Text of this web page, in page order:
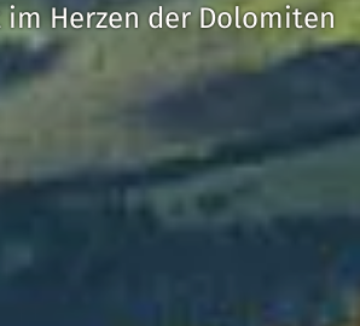
im Herzen der Dolomiten